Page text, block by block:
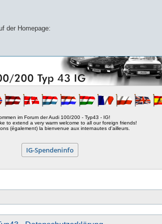
der Homepage:
im Forum der Audi 100/200 - Typ43 - IG!
to extend a very warm welcome to all our foreign friends!
(également) la bienvenue aux internautes d'ailleurs.
IG-Spendeninfo